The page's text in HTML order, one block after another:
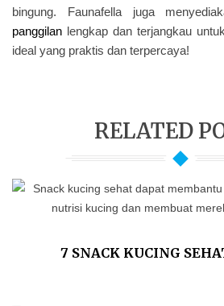
bingung. Faunafella juga
panggilan lengkap dan terjangkau
ideal yang praktis dan terpercaya!
RELATED
7 SNACK KUCING